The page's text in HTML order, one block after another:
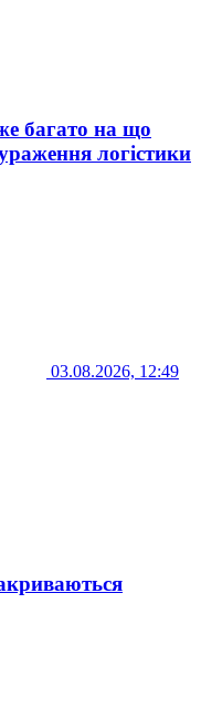
багато на що
логістики
03.08.2026, 12:49